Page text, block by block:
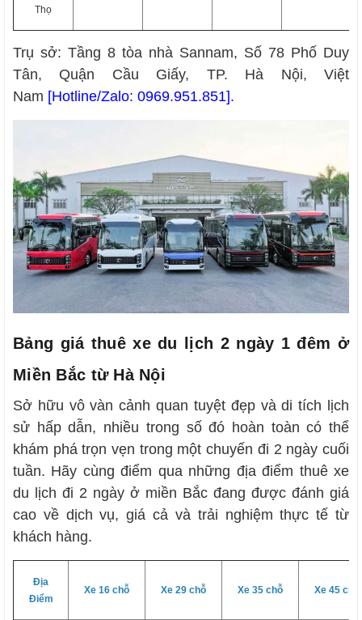
Thọ
Trụ sở: Tầng 8 tòa nhà Sannam, Số 78 Phố Duy
Tân, Quận Cầu Giấy, TP. Hà Nội, Việt
Nam [Hotline/Zalo: 0969.951.851].
Bảng giá thuê xe du lịch 2 ngày 1 đêm ở
Miền Bắc từ Hà Nội
Sở hữu vô vàn cảnh quan tuyệt đẹp và di tích lịch
sử hấp dẫn, nhiều trong số đó hoàn toàn có thể
khám phá trọn vẹn trong một chuyến đi 2 ngày cuối
tuần. Hãy cùng điểm qua những địa điểm thuê xe
du lịch đi 2 ngày ở miền Bắc đang được đánh giá
cao về dịch vụ, giá cả và trải nghiệm thực tế từ
khách hàng.
Địa
Điểm
Xe 16 chỗ Xe 29 chỗ Xe 35 chỗ Xe 45 chỗ